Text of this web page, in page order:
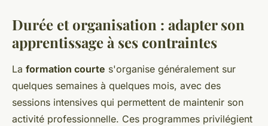
Durée et organisation : adapter son
apprentissage à ses contraintes
La formation courte s'organise généralement sur
quelques semaines à quelques mois, avec des
sessions intensives qui permettent de maintenir son
activité professionnelle. Ces programmes privilégient